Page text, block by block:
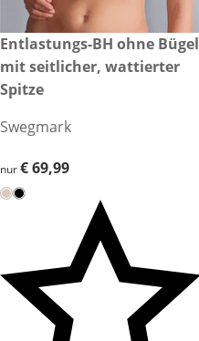
€ 69,99
Entlastungs-BH ohne Bügel
mit seitlicher, wattierter
Spitze
Swegmark
€ 69,99
nur€ 69,99